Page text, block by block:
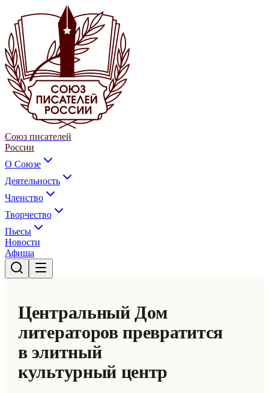
Союз писателей
России
О Союзе
Деятельность
Членство
Творчество
Пьесы
Новости
Афиша
Центральный Дом
литераторов превратится
в элитный
культурный центр